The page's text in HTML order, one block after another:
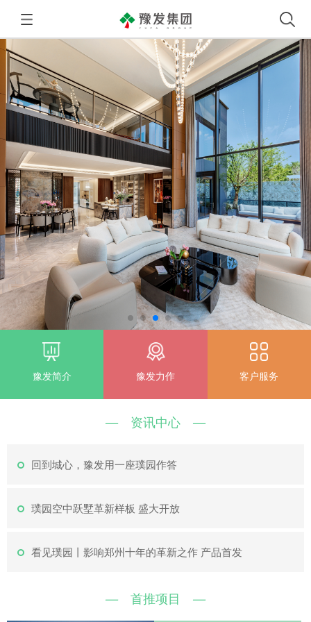
豫发简介 豫发力作 客户服务
—资讯中心 —
回到城心，豫发用一座璞园作答
璞园空中跃墅革新样板 盛大开放
看见璞园丨影响郑州十年的革新之作 产品首发
—首推项目 —